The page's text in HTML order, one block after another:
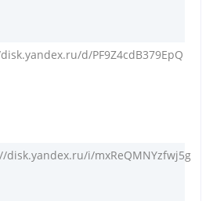
d/PF9Z4cdB379EpQ
disk.yandex.ru/i/mxReQMNYzfwj5g